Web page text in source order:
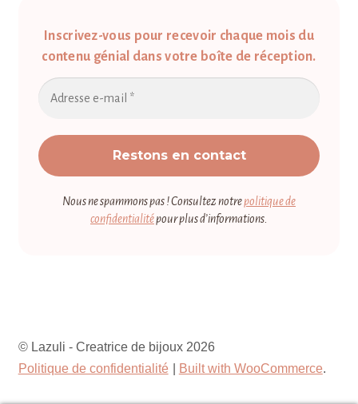
Inscrivez-vous pour recevoir chaque mois du
contenu génial dans votre boîte de réception.
Nous ne spammons pas ! Consultez notrepolitique de
confidentialitépour plus d’informations.
© Lazuli - Creatrice de bijoux 2026
Politique de confidentialité
Built with WooCommerce.